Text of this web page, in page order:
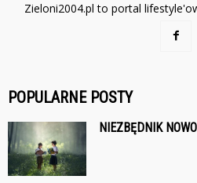
Zieloni2004.pl to portal
POPULARNE POSTY
NIEZBĘDNIK